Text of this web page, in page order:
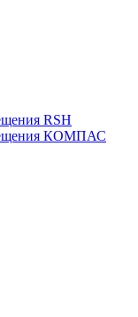
RSH
КОМПАС